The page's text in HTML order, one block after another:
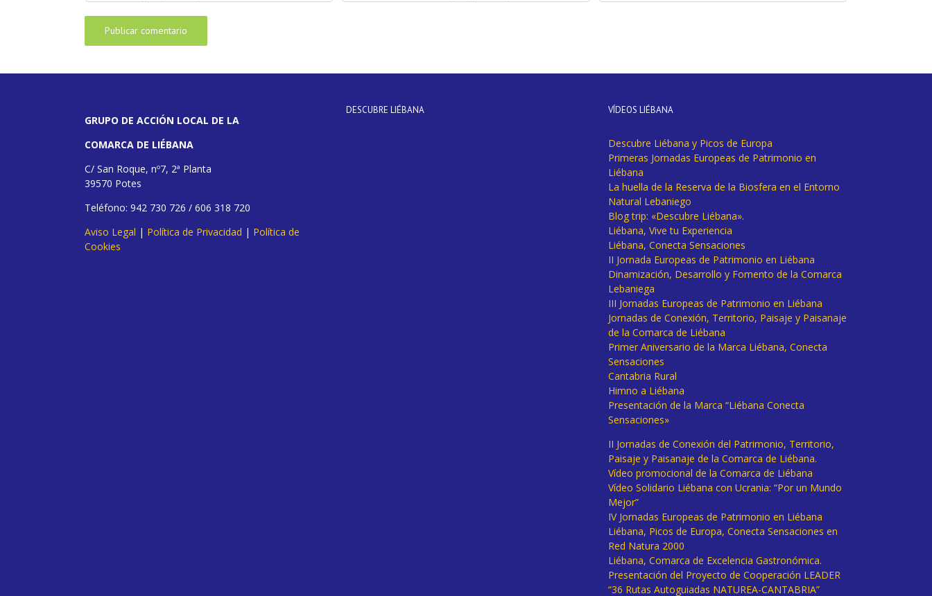
GRUPO DE ACCIÓN LOCAL DE LA
COMARCA DE LIÉBANA
C/ San Roque, nº7, 2ª Planta
39570 Potes
Teléfono: 942 730 726 / 606 318 720
Aviso Legal | Política de Privacidad | Política de
Cookies
DESCUBRE LIÉBANA VÍDEOS LIÉBANA
Descubre Liébana y Picos de Europa
Primeras Jornadas Europeas de Patrimonio en
Liébana
La huella de la Reserva de la Biosfera en el Entorno
Natural Lebaniego
Blog trip: «Descubre Liébana».
Liébana, Vive tu Experiencia
Liébana, Conecta Sensaciones
II Jornada Europeas de Patrimonio en Liébana
Dinamización, Desarrollo y Fomento de la Comarca
Lebaniega
III Jornadas Europeas de Patrimonio en Liébana
Jornadas de Conexión, Territorio, Paisaje y Paisanaje
de la Comarca de Liébana
Primer Aniversario de la Marca Liébana, Conecta
Sensaciones
Cantabria Rural
Himno a Liébana
Presentación de la Marca “Liébana Conecta
Sensaciones»
II Jornadas de Conexión del Patrimonio, Territorio,
Paisaje y Paisanaje de la Comarca de Liébana.
Vídeo promocional de la Comarca de Liébana
Vídeo Solidario Liébana con Ucrania: “Por un Mundo
Mejor”
IV Jornadas Europeas de Patrimonio en Liébana
Liébana, Picos de Europa, Conecta Sensaciones en
Red Natura 2000
Liébana, Comarca de Excelencia Gastronómica.
Presentación del Proyecto de Cooperación LEADER
“36 Rutas Autoguiadas NATUREA-CANTABRIA”